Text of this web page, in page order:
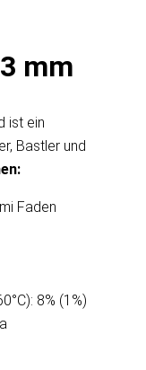
mm
ist ein
Bastler und
Faden
8% (1%)